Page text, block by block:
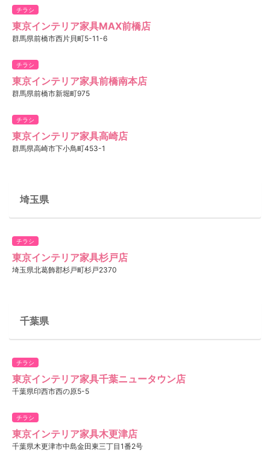
チラシ
東京インテリア家具MAX前橋店
群馬県前橋市西片貝町5-11-6
チラシ
東京インテリア家具前橋南本店
群馬県前橋市新堀町975
チラシ
東京インテリア家具高崎店
群馬県高崎市下小鳥町453-1
埼玉県
チラシ
東京インテリア家具杉戸店
埼玉県北葛飾郡杉戸町杉戸2370
千葉県
チラシ
東京インテリア家具千葉ニュータウン店
千葉県印西市西の原5-5
チラシ
東京インテリア家具木更津店
千葉県木更津市中島金田東三丁目1番2号